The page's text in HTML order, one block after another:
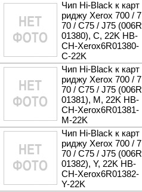
Чип Hi-Black к карт
риджу Xerox 700 / 7
70 / C75 / J75 (006R
01380), C, 22K HB-
CH-Xerox6R01380-
C-22K
Чип Hi-Black к карт
риджу Xerox 700 / 7
70 / C75 / J75 (006R
01381), M, 22K HB-
CH-Xerox6R01381-
M-22K
Чип Hi-Black к карт
риджу Xerox 700 / 7
70 / C75 / J75 (006R
01382), Y, 22K HB-
CH-Xerox6R01382-
Y-22K